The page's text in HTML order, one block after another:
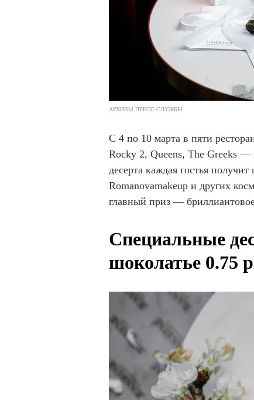
АРХИВЫ ПРЕСС-СЛУЖБЫ
С 4 по 10 марта в пяти
Rocky 2, Queens, The Greeks —
десерта каждая гостья
Romanovamakeup и других
главный приз —
Специальные
шоколатье 0.75